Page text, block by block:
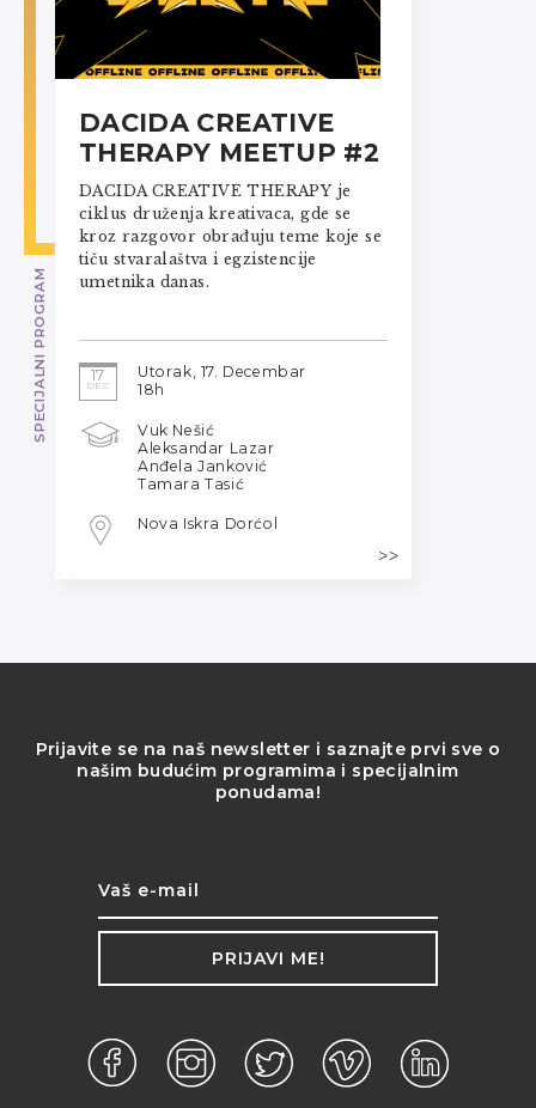
SPECIJALNI PROGRAM
DACIDA CREATIVE
THERAPY MEETUP #2
DACIDA CREATIVE THERAPY je
ciklus druženja kreativaca, gde se
kroz razgovor obrađuju teme koje se
tiču stvaralaštva i egzistencije
umetnika danas.
17
DEC
Utorak, 17. Decembar
18h
Vuk Nešić
Aleksandar Lazar
Anđela Janković
Tamara Tasić
Nova Iskra Dorćol
Prijavite se na naš newsletter i saznajte prvi sve o
našim budućim programima i specijalnim
ponudama!
PRIJAVI ME!